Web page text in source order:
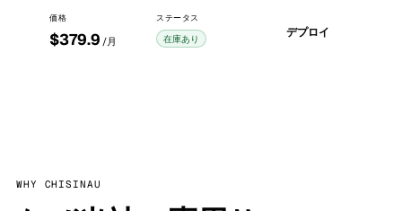
価格
$379.9 /月
ステータス
在庫あり デプロイ
WHY CHISINAU